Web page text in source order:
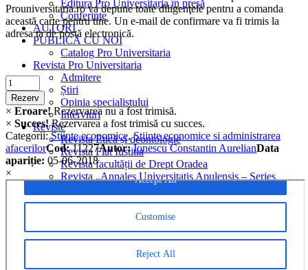
Editura Pro Universitaria în presă
Conferințe
AUTORI
PUBLICĂ CU NOI
Catalog Pro Universitaria
Revista Pro Universitaria
Admitere
Știri
Opinia specialistului
Interviuri
Reviste
Revista Etică și deontologie
Revista Fiat Iustitia
Revista facultății de Drept Oradea
Revista „Annales Universitatis Apulensis – Series
Revista Analele Facultăţii de Limbi și Literaturi Străine
Revista Cogito
Revista Euromentor
Analele Universității din Craiova, Seria Științe
Prouniversitaria.ro va depune toate diligenţele pentru a comanda
această carte pentru tine. Un e-mail de confirmare va fi trimis la
adresa ta de postă electronică.
Criminalistica
quantity
Rezerv
× Eroare!Rezervarea nu a fost trimisă.
× Succes!Rezervarea a fost trimisă cu succes.
Categorii:Stiinte economice,Stiinte economice si administrarea
afacerilorCod:11227Autor: Ionescu Constantin AurelianData
apariție: 05-06-2018
×